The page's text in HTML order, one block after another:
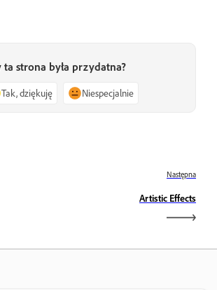
ta strona była przydatna?
Tak, dziękuję Niespecjalnie
Następna
Artistic Effects